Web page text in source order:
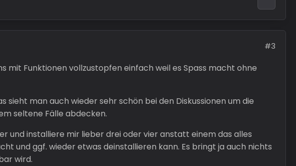
#3
mit Funktionen vollzustopfen einfach weil es Spass macht ohne
man auch wieder sehr schön bei den Diskussionen um die
seltene Fälle abdecken.
und installiere mir lieber drei oder vier anstatt einem das alles
und ggf. wieder etwas deinstallieren kann. Es bringt ja auch nichts
wird.